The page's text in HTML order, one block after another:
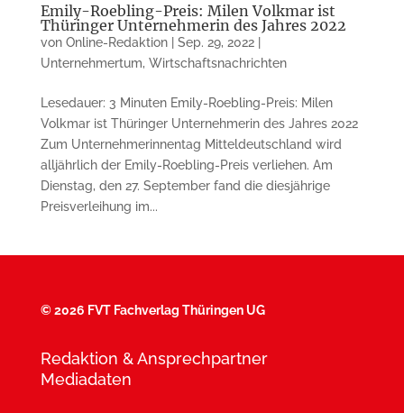
Emily-Roebling-Preis: Milen Volkmar ist
Thüringer Unternehmerin des Jahres 2022
von Online-Redaktion| Sep. 29, 2022|
Unternehmertum, Wirtschaftsnachrichten
Lesedauer: 3 Minuten Emily-Roebling-Preis: Milen
Volkmar ist Thüringer Unternehmerin des Jahres 2022
Zum Unternehmerinnentag Mittel­deutschland wird
alljährlich der Emily-Roebling-Preis verliehen. Am
Dienstag, den 27. September fand die diesjährige
Preisverleihung im...
©2026 FVT Fachverlag Thüringen UG
Redaktion & Ansprechpartner
Mediadaten